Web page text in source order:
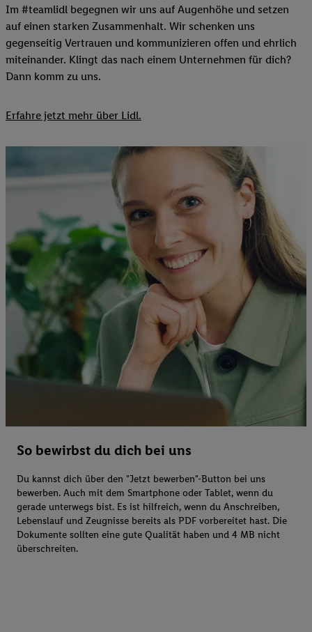
Im #teamlidl begegnen wir uns auf Augenhöhe und setzen
auf einen starken Zusammenhalt. Wir schenken uns
gegenseitig Vertrauen und kommunizieren offen und ehrlich
miteinander. Klingt das nach einem Unternehmen für dich?
Dann komm zu uns.​
Erfahre jetzt mehr über Lidl.
So bewirbst du dich bei uns
Du kannst dich über den "Jetzt bewerben"-Button bei uns
bewerben. Auch mit dem Smartphone oder Tablet, wenn du
gerade unterwegs bist. Es ist hilfreich, wenn du Anschreiben,
Lebenslauf und Zeugnisse bereits als PDF vorbereitet hast. Die
Dokumente sollten eine gute Qualität haben und 4 MB nicht
überschreiten.